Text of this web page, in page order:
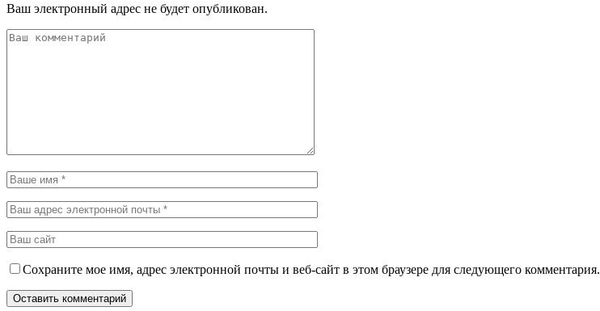
Ваш электронный адрес не будет опубликован.
Сохраните мое имя, адрес электронной почты и веб-сайт в этом браузере для следующего комментария.